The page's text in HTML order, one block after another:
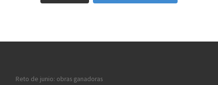
Reto de junio: obras ganadoras